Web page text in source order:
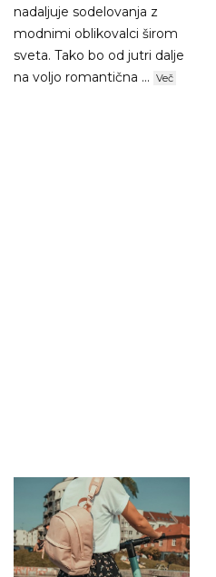
nadaljuje sodelovanja z
modnimi oblikovalci širom
sveta. Tako bo od jutri dalje
na voljo romantična ... Več